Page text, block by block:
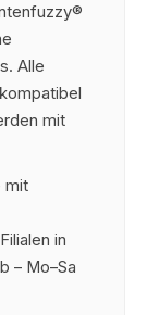
Alle
mit
mit
in
– Mo–Sa